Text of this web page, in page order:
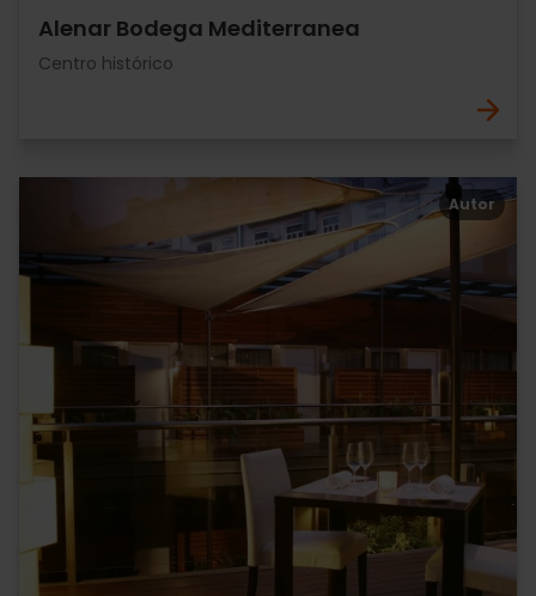
Alenar Bodega Mediterranea
Centro histórico
Autor